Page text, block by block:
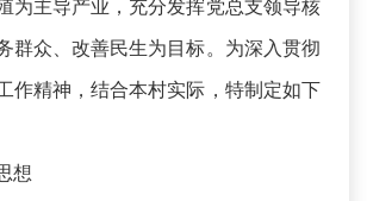
为主导产业，充分发挥党总支领导核
群众、改善民生为目标。为深入贯彻
作精神，结合本村实际，特制定如下
想